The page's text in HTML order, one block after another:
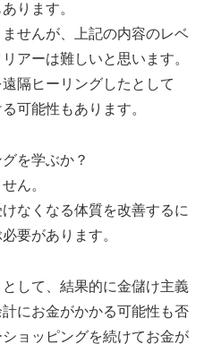
ります。
せんが、上記の内容のレベ
アーは難しいと思います。
隔ヒーリングしたとして
可能性もあります。
を学ぶか？
ん。
なくなる体質を改善するに
要があります。
して、結果的に金儲け主義
にお金がかかる可能性も否
ョッピングを続けてお金が